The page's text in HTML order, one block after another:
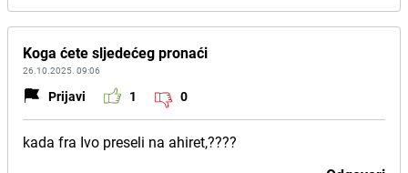
Koga ćete sljedećeg pronaći
26.10.2025. 09:06
Prijavi 1 0
kada fra Ivo preseli na ahiret,????